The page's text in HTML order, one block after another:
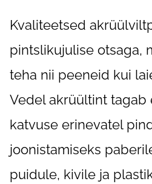
Kvaliteetsed
pintslikujulise otsaga,
teha nii peeneid kui
Vedel akrüültint tagab
katvuse erinevatel
joonistamiseks
puidule, kivile ja